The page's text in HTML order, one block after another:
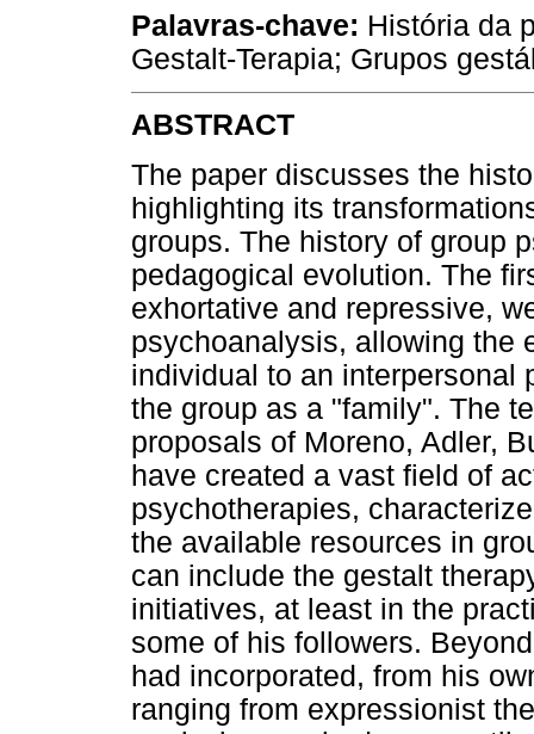
Palavras-chave: História da
Gestalt-Terapia; Grupos
ABSTRACT
The paper discusses the
highlighting its
groups. The history of group
pedagogical evolution. The
exhortative and repressive,
psychoanalysis, allowing the
individual to an interpersonal
the group as a "family". The
proposals of Moreno, Adler,
have created a vast field of
psychotherapies,
the available resources in
can include the gestalt
initiatives, at least in the
some of his followers.
had incorporated, from his
ranging from expressionist